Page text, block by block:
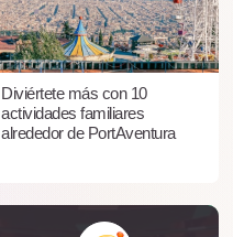
Diviértete más con 10
actividades familiares
alrededor de PortAventura